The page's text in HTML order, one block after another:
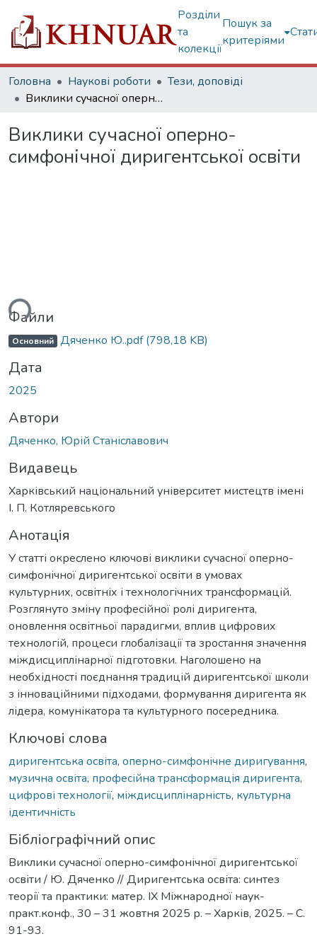
Розділи
та
колекції
Пошук за
критеріями
Головна Наукові роботи
Тези, доповіді
Виклики сучасної оперно-симфонічної диригентської освіти
Виклики сучасної оперно-
симфонічної диригентської освіти
Файли
Основний Дяченко Ю..pdf(798,18 KB)
Дата
2025
Автори
Дяченко, Юрій Станіславович
Видавець
Харківський національний університет мистецтв імені
І. П. Котляревського
Анотація
У статті окреслено ключові виклики сучасної оперно-
симфонічної диригентської освіти в умовах
культурних, освітніх і технологічних трансформацій.
Розглянуто зміну професійної ролі диригента,
оновлення освітньої парадигми, вплив цифрових
технологій, процеси глобалізації та зростання значення
міждисциплінарної підготовки. Наголошено на
необхідності поєднання традицій диригентської школи
з інноваційними підходами, формування диригента як
лідера, комунікатора та культурного посередника.
Ключові слова
диригентська освіта, оперно-симфонічне диригування,
музична освіта, професійна трансформація диригента,
цифрові технології, міждисциплінарність, культурна
ідентичність
Бібліографічний опис
Виклики сучасної оперно-симфонічної диригентської
освіти / Ю. Дяченко // Диригентська освіта: синтез
теорії та практики: матер. ІХ Міжнародної наук-
практ.конф., 30 – 31 жовтня 2025 р. – Харків, 2025. – С.
91-93.